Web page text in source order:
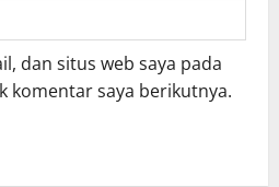
dan situs web saya pada
komentar saya berikutnya.